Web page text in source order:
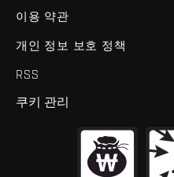
이용 약관
개인 정보 보호 정책
RSS
쿠키 관리